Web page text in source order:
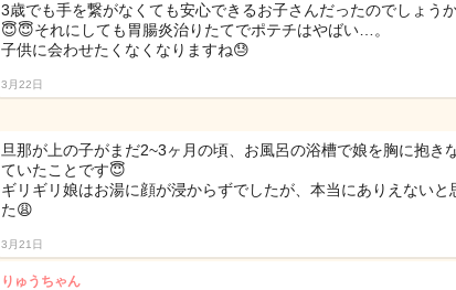
3歳でも手を繋がなくても安心できるお子さんだったのでしょう
😇😇それにしても胃腸炎治りたてでポテチはやばい…。
子供に会わせたくなくなりますね😓
3月22日
旦那が上の子がまだ2~3ヶ月の頃、お風呂の浴槽で娘を胸に抱き
ていたことです😇
ギリギリ娘はお湯に顔が浸からずでしたが、本当にありえないと
た😩
3月21日
りゅうちゃん